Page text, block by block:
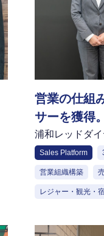
営業の仕組
サーを獲得
「Sales
浦和レッドダ
Sales Platform
営業組織構築
レジャー・観光・